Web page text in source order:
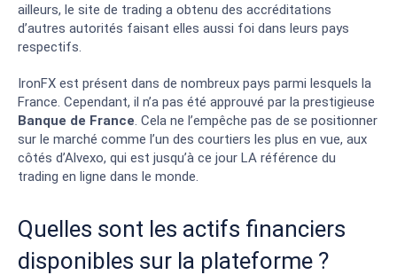
ailleurs, le site de trading a obtenu des accréditations
d’autres autorités faisant elles aussi foi dans leurs pays
respectifs.
IronFX est présent dans de nombreux pays parmi lesquels la
France. Cependant, il n’a pas été approuvé par la prestigieuse
Banque de France. Cela ne l’empêche pas de se positionner
sur le marché comme l’un des courtiers les plus en vue, aux
côtés d’Alvexo, qui est jusqu’à ce jour LA référence du
trading en ligne dans le monde.
Quelles sont les actifs financiers
disponibles sur la plateforme ?